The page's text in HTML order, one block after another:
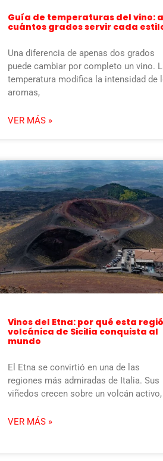
Guía de temperaturas del vino: a
cuántos grados servir cada
Una diferencia de apenas dos grados
puede cambiar por completo un vino.
temperatura modifica la intensidad de
aromas,
VER MÁS »
Vinos del Etna: por qué esta
volcánica de Sicilia conquista al
mundo
El Etna se convirtió en una de las
regiones más admiradas de Italia. Sus
viñedos crecen sobre un volcán activo,
VER MÁS »